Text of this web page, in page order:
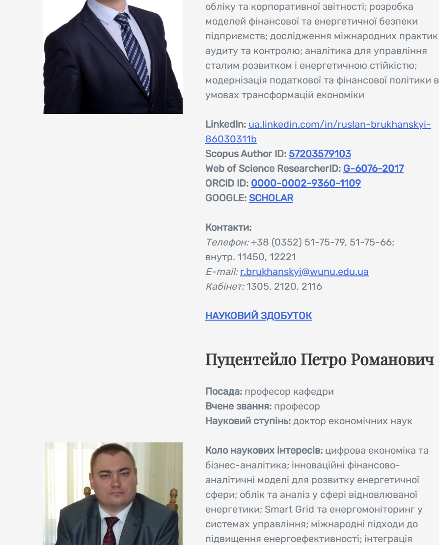
обліку та корпоративної звітності; розробка
моделей фінансової та енергетичної безпеки
підприємств; дослідження міжнародних практик
аудиту та контролю; аналітика для управління
сталим розвитком і енергетичною стійкістю;
модернізація податкової та фінансової політики в
умовах трансформацій економіки
LinkedIn: ua.linkedin.com/in/ruslan-brukhanskyi-
86030311b
Scopus Author ID: 57203579103
Web of Science ResearcherID: G-6076-2017
ORCID ID: 0000-0002-9360-1109
GOOGLE: SCHOLAR
Контакти:
Телефон:+38 (0352) 51-75-79, 51-75-66;
внутр. 11450, 12221
E-mail: r.brukhanskyi@wunu.edu.ua
Кабінет:1305, 2120, 2116
НАУКОВИЙ ЗДОБУТОК
Пуцентейло Петро Романович
Посада:професор кафедри
Вчене звання: професор
Науковий ступінь: доктор економічних наук
Коло наукових інтересів:цифрова економіка та
бізнес-аналітика; інноваційні фінансово-
аналітичні моделі для розвитку енергетичної
сфери; облік та аналіз у сфері відновлюваної
енергетики; Smart Grid та енергомоніторинг у
системах управління; міжнародні підходи до
підвищення енергоефективності; інтеграція